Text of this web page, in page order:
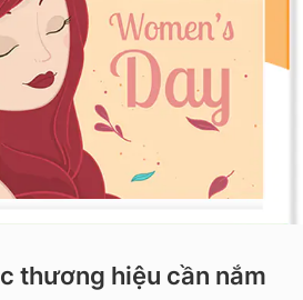
thương hiệu cần nắm